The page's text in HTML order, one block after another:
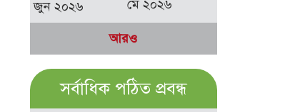
জুন ২০২৬ মে ২০২৬
আরও
সর্বাধিক পঠিত প্রবন্ধ